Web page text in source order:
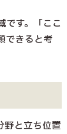
です。「ここ
できると考
野と立ち位置